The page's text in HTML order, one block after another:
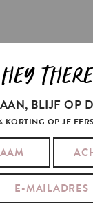
OP ONZE
HEY
BLIJF OP
KORTING OP JE